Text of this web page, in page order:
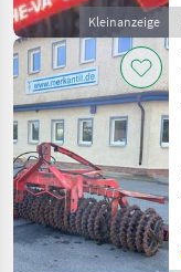
Kleinanzeige